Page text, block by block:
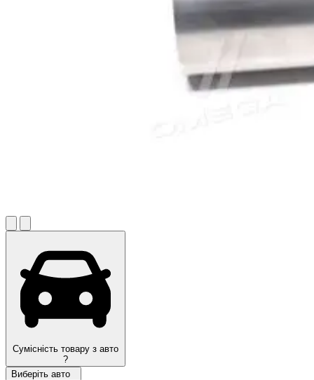
Сумісність товару з авто
?
Виберіть авто